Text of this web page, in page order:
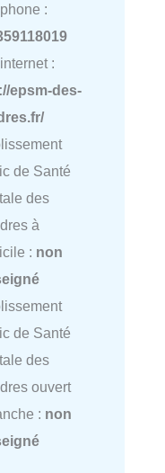
:
:
epsm-des-
de Santé
des
à
: non
de Santé
des
ouvert
: non